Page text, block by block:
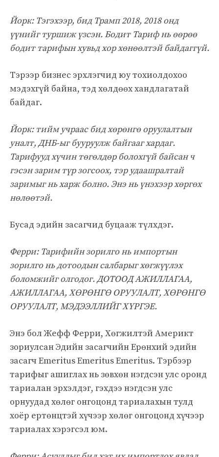
Йорк: Тэгэхээр, бид Трамп 2018, 2018 онд
үүнийг туршиж үзсэн. Бодит Тариф нь өөрөө
бодит тарифын хувьд хор хөнөөлтэй байдаггүй.
Тэрээр бизнес эрхлэгчид юу тохиолдохоо
мэдэхгүй байна, тэд хөлдөөх хандлагатай
байдаг.
Йорк: тийм учраас бид хөрөнгө оруулалтын
уналт, ДНБ-ыг бууруулж байгааг хардаг.
Тарифууд хүчин төгөлдөр болохгүй байсан ч
гэсэн зарим түр зогсоох, тэр удаашралтай
заримыг нь харж болно. Энэ нь үнэхээр хөргөх
нөлөөтэй.
Бусад эдийн засагчид буцааж түлхдэг.
Ферри: Тарифийн зорилго нь импортын
зорилго нь дотоодын салбарыг хөгжүүлэх
боломжийг олгодог. ДОТООД АЖИЛЛАГАА,
АЖИЛЛАГАА, ХӨРӨНГӨ ОРУУЛАЛТ, ХӨРӨНГӨ
ОРУУЛАЛТ, МЭДЭЭЛЛИЙГ ХҮРГЭЕ.
Энэ бол Жефф Ферри, Хөгжилтэй Америкт
зориулсан Эдийн засагчийн Ерөнхий эдийн
засагч Emeritus Emeritus Emeritus. Тэрбээр
тарифыг ашиглах нь зөвхөн нэгдсэн улс оронд
тариалан эрхэлдэг, гэхдээ нэгдсэн улс
орнуудад хөлөг онгоцонд тариалахын тулд
хоёр ертөнцтэй хүчээр хөлөг онгоцонд хүчээр
тариалах хэрэгсэл юм.